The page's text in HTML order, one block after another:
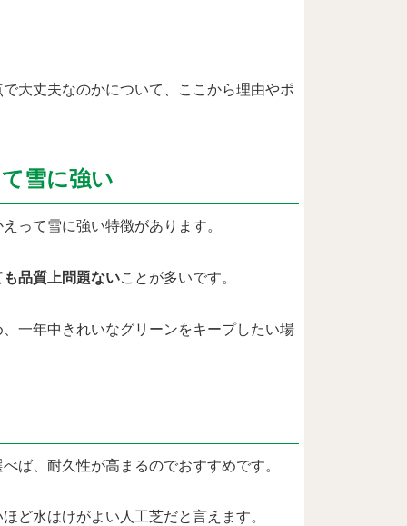
大丈夫なのかについて、ここから理由やポ
雪に強い
って雪に強い特徴があります。
品質上問題ないことが多いです。
一年中きれいなグリーンをキープしたい場
べば、耐久性が高まるのでおすすめです。
ど水はけがよい人工芝だと言えます。